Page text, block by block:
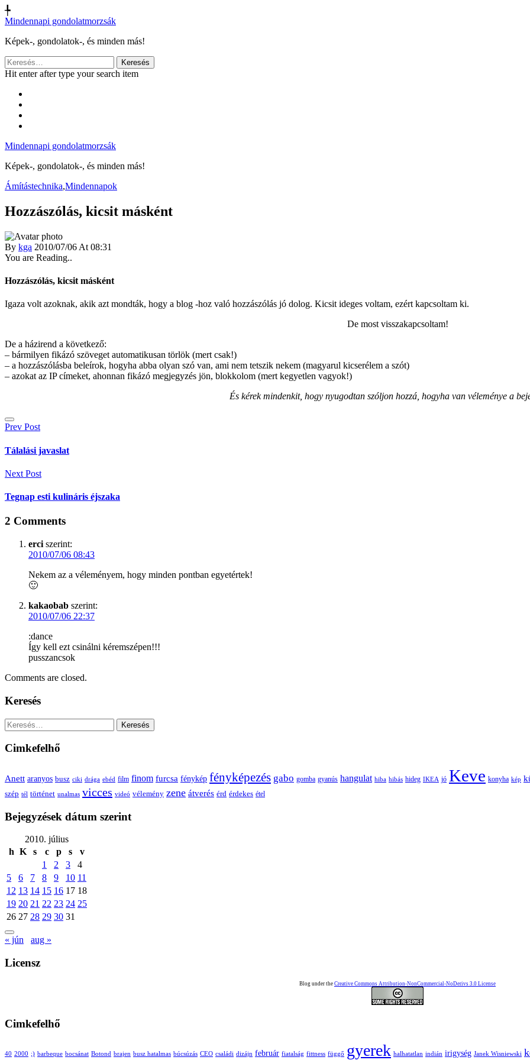
╄
Mindennapi gondolatmorzsák
Képek-, gondolatok-, és minden más!
Keresés:
Hit enter after type your search item
Mindennapi gondolatmorzsák
Képek-, gondolatok-, és minden más!
Ámítástechnika,Mindennapok
Hozzászólás, kicsit másként
By kga 2010/07/06 At 08:31
You are Reading..
Hozzászólás, kicsit másként
Igaza volt azoknak, akik azt mondták, hogy a blog -hoz való hozzászólás jó dolog. Kicsit ideges voltam, ezért kapcsoltam ki.
De most visszakapcsoltam!
De a házirend a következő:
– bármilyen fikázó szöveget automatikusan törlök (mert csak!)
– a hozzászólásba beleírok, hogyha abba olyan szó van, ami nem tetszik nekem (magyarul kicserélem a szót)
– azokat az IP címeket, ahonnan fikázó megjegyzés jön, blokkolom (mert kegyetlen vagyok!)
És kérek mindenkit, hogy nyugodtan szóljon hozzá, hogyha van véleménye a
Bejegyzés
navigáció
Prev Post
Tálalási javaslat
Next Post
Tegnap esti kulináris éjszaka
2 Comments
erci szerint:
2010/07/06 08:43
Nekem az a véleményem, hogy minden pontban egyetértek!
🙂
kakaobab szerint:
2010/07/06 22:37
:dance
Így kell ezt csinálni kéremszépen!!!
pusszancsok
Comments are closed.
Keresés
Keresés:
Cimkefelhő
Anett aranyos busz ciki drága ebéd film finom furcsa fénykép fényképezés gabo gomba gyanús hangulat hiba hibás hideg IKEA jó Keve konyha kép
szép tél történet unalmas vicces videó vélemény zene átverés érd érdekes étel
Bejegyzések dátum szerint
2010. július
h K s c p s
v
1
2 3
4
5
6 7 8 9 10 11
12 13 14 15 16 17 18
19 20 21 22 23 24 25
26 27 28 29 30 31
« jún aug »
Licensz
Blog under the Creative Commons Attribution-NonCommercial-NoDerivs 3.0 License
Cimkefelhő
40 2000 ;) barbeque bocsánat Botond brajen busz hatalmas búcsúzás CEO családi dizájn február fiatalság fittness függő gyerek halhatatlan indián irigység Janek Wisniewski